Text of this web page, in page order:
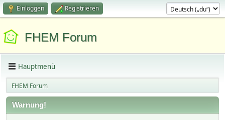
Einloggen Registrieren
FHEM Forum
Hauptmenü
FHEM Forum
Warnung!